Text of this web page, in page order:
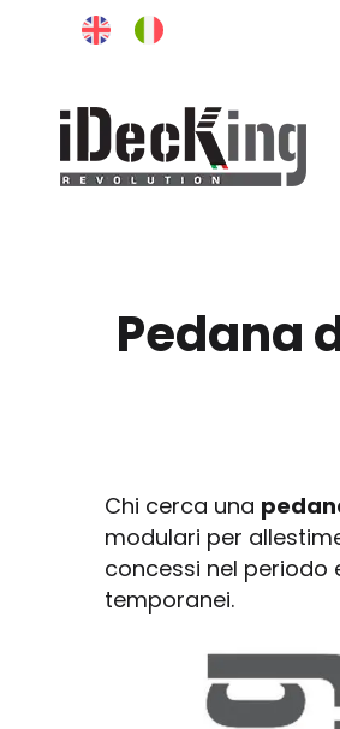
Pedana
Chi cerca una
modulari per
concessi nel periodo
temporanei.